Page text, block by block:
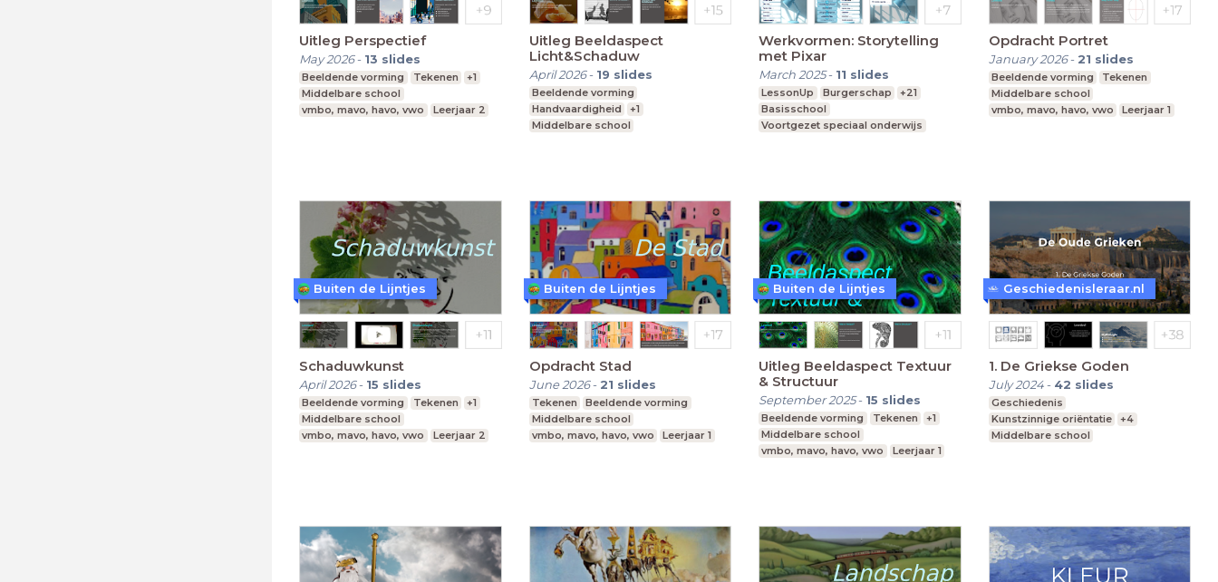
Uitleg Perspectief
May 2026- 13 slides
Beeldende vorming Tekenen
+1
Middelbare school
vmbo, mavo, havo, vwo
Leerjaar 2
Uitleg Beeldaspect
Licht&Schaduw
April 2026- 19 slides
Beeldende vorming
Handvaardigheid
+1
Middelbare school
Werkvormen: Storytelling
met Pixar
March 2025- 11 slides
LessonUp Burgerschap
+21
Basisschool
Voortgezet speciaal onderwijs
Opdracht Portret
January 2026- 21 slides
Beeldende vorming
Tekenen
Middelbare school
vmbo, mavo, havo, vwo
Leerjaar 1
Schaduwkunst
April 2026- 15 slides
Beeldende vorming Tekenen
+1
Middelbare school
vmbo, mavo, havo, vwo
Leerjaar 2
Buiten de Lijntjes
Opdracht Stad
June 2026- 21 slides
Tekenen
Beeldende vorming
Middelbare school
vmbo, mavo, havo, vwo
Leerjaar 1
Buiten de Lijntjes
Uitleg Beeldaspect Textuur
& Structuur
September 2025- 15 slides
Beeldende vorming Tekenen
+1
Middelbare school
vmbo, mavo, havo, vwo
Leerjaar 1
Buiten de Lijntjes
1. De Griekse Goden
July 2024- 42 slides
Geschiedenis
Kunstzinnige oriëntatie
+4
Middelbare school
Geschiedenisleraar.nl